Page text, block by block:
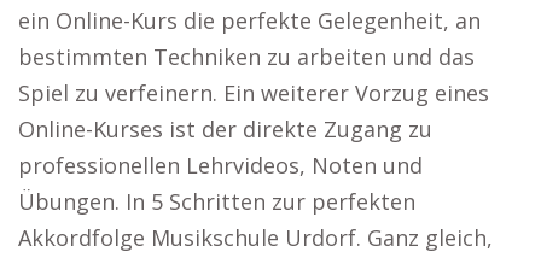
ein Online-Kurs die perfekte Gelegenheit, an
bestimmten Techniken zu arbeiten und das
Spiel zu verfeinern. Ein weiterer Vorzug eines
Online-Kurses ist der direkte Zugang zu
professionellen Lehrvideos, Noten und
Übungen. In 5 Schritten zur perfekten
Akkordfolge Musikschule Urdorf. Ganz gleich,